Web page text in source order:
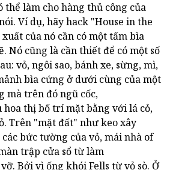
thể làm cho hàng thủ công của
Ví dụ, hãy hack "House in the
của nó cần có một tấm bìa
Nó cũng là cần thiết để có một số
vỏ, ngôi sao, bánh xe, sừng, mì,
bìa cứng ở dưới cùng của một
mà trên đó ngũ cốc,
thị bố trí mặt bằng với lá cỏ,
Trên "mặt đất" như keo xây
bức tường của vỏ, mái nhà of
trập cửa sổ từ làm
Bởi vì ống khói Fells từ vỏ sò. Ở